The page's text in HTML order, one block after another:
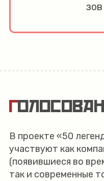
В проекте «50
участвуют как
(появившиеся во
так и современные